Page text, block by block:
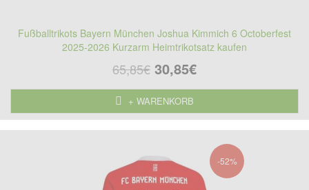
Fußballtrikots Bayern München Joshua Kimmich 6 Octoberfest
2025-2026 Kurzarm Heimtrikotsatz kaufen
65,85€ 30,85€
+ WARENKORB
-52%